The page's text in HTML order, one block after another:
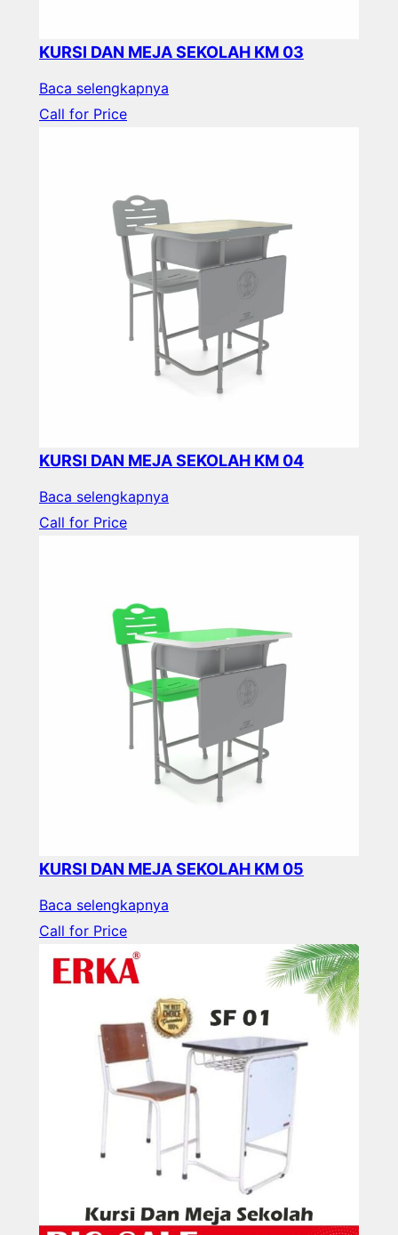
KURSI DAN MEJA SEKOLAH KM 03
Baca selengkapnya
Call for Price
KURSI DAN MEJA SEKOLAH KM 04
Baca selengkapnya
Call for Price
KURSI DAN MEJA SEKOLAH KM 05
Baca selengkapnya
Call for Price